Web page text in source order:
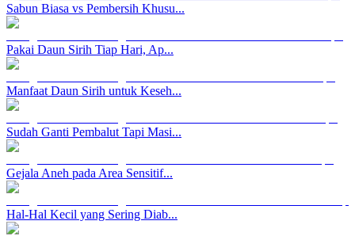
Sabun Biasa vs Pembersih Khusu...
Pakai Daun Sirih Tiap Hari, Ap...
Manfaat Daun Sirih untuk Keseh...
Sudah Ganti Pembalut Tapi Masi...
Gejala Aneh pada Area Sensitif...
Hal-Hal Kecil yang Sering Diab...